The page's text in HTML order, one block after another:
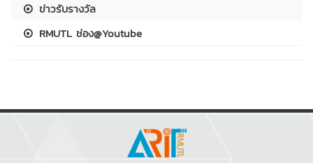
ข่าวรับรางวัล
RMUTL ช่อง@Youtube